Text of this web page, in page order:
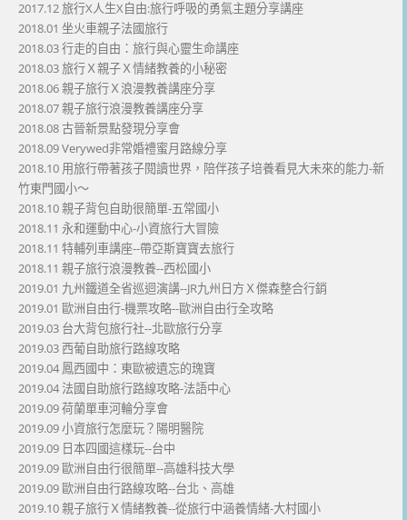
2017.12 旅行X人生X自由:旅行呼吸的勇氣主題分享講座
2018.01 坐火車親子法國旅行
2018.03 行走的自由：旅行與心靈生命講座
2018.03 旅行Ｘ親子Ｘ情緒教養的小秘密
2018.06 親子旅行Ｘ浪漫教養講座分享
2018.07 親子旅行浪漫教養講座分享
2018.08 古晉新景點發現分享會
2018.09 Verywed非常婚禮蜜月路線分享
2018.10 用旅行帶著孩子閱讀世界，陪伴孩子培養看見大未來的能力-新
竹東門國小～
2018.10 親子背包自助很簡單-五常國小
2018.11 永和運動中心-小資旅行大冒險
2018.11 特輔列車講座--帶亞斯寶寶去旅行
2018.11 親子旅行浪漫教養--西松國小
2019.01 九州鐵道全省巡迴演講--JR九州日方Ｘ傑森整合行銷
2019.01 歐洲自由行-機票攻略--歐洲自由行全攻略
2019.03 台大背包旅行社--北歐旅行分享
2019.03 西葡自助旅行路線攻略
2019.04 鳳西國中：東歐被遺忘的瑰寶
2019.04 法國自助旅行路線攻略-法語中心
2019.09 荷蘭單車河輪分享會
2019.09 小資旅行怎麼玩？陽明醫院
2019.09 日本四國這樣玩--台中
2019.09 歐洲自由行很簡單--高雄科技大學
2019.09 歐洲自由行路線攻略--台北、高雄
2019.10 親子旅行Ｘ情緒教養--從旅行中涵養情緒-大村國小